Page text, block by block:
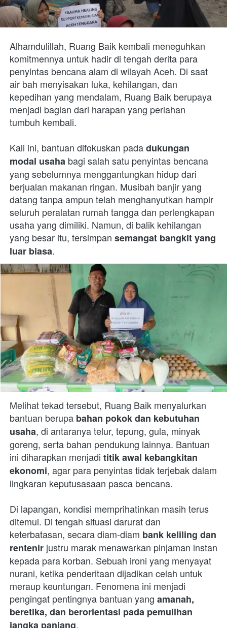
Alhamdulillah, Ruang Baik kembali meneguhkan
komitmennya untuk hadir di tengah derita para
penyintas bencana alam di wilayah Aceh. Di saat
air bah menyisakan luka, kehilangan, dan
kepedihan yang mendalam, Ruang Baik berupaya
menjadi bagian dari harapan yang perlahan
tumbuh kembali.
Kali ini, bantuan difokuskan pada dukungan
modal usaha bagi salah satu penyintas bencana
yang sebelumnya menggantungkan hidup dari
berjualan makanan ringan. Musibah banjir yang
datang tanpa ampun telah menghanyutkan hampir
seluruh peralatan rumah tangga dan perlengkapan
usaha yang dimiliki. Namun, di balik kehilangan
yang besar itu, tersimpan semangat bangkit yang
luar biasa.
Melihat tekad tersebut, Ruang Baik menyalurkan
bantuan berupa bahan pokok dan kebutuhan
usaha, di antaranya telur, tepung, gula, minyak
goreng, serta bahan pendukung lainnya. Bantuan
ini diharapkan menjadi titik awal kebangkitan
ekonomi, agar para penyintas tidak terjebak dalam
lingkaran keputusasaan pasca bencana.
Di lapangan, kondisi memprihatinkan masih terus
ditemui. Di tengah situasi darurat dan
keterbatasan, secara diam-diam bank keliling dan
rentenir justru marak menawarkan pinjaman instan
kepada para korban. Sebuah ironi yang menyayat
nurani, ketika penderitaan dijadikan celah untuk
meraup keuntungan. Fenomena ini menjadi
pengingat pentingnya bantuan yang amanah,
beretika, dan berorientasi pada pemulihan
jangka panjang.